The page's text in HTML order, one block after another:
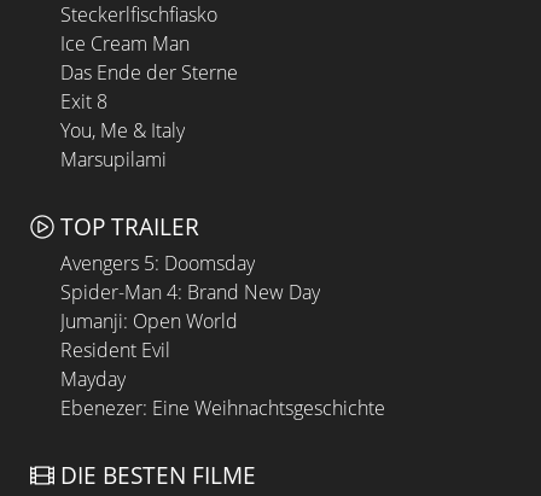
Steckerlfischfiasko
Ice Cream Man
Das Ende der Sterne
Exit 8
You, Me & Italy
Marsupilami
TOP TRAILER
Avengers 5: Doomsday
Spider-Man 4: Brand New Day
Jumanji: Open World
Resident Evil
Mayday
Ebenezer: Eine Weihnachtsgeschichte
DIE BESTEN FILME